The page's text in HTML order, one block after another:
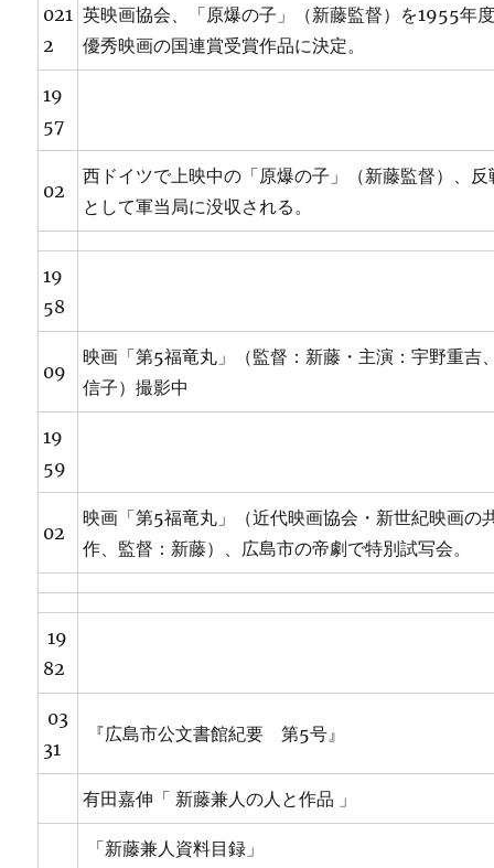
021
2
英映画協会、「原爆の子」（新藤監督）を1955年
優秀映画の国連賞受賞作品に決定。
19
57
02
西ドイツで上映中の「原爆の子」（新藤監督）、反
として軍当局に没収される。
19
58
09
映画「第5福竜丸」（監督：新藤・主演：宇野重吉
信子）撮影中
19
59
02
映画「第5福竜丸」（近代映画協会・新世紀映画の
作、監督：新藤）、広島市の帝劇で特別試写会。
19
82
03
31
『広島市公文書館紀要 第5号』
有田嘉伸「 新藤兼人の人と作品 」
「新藤兼人資料目録」